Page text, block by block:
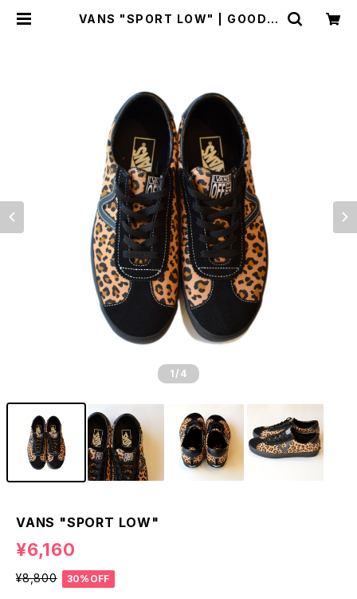
VANS "SPORT LOW" | GOOD L
1 /4
VANS "SPORT LOW"
¥6,160
¥8,800 30%OFF